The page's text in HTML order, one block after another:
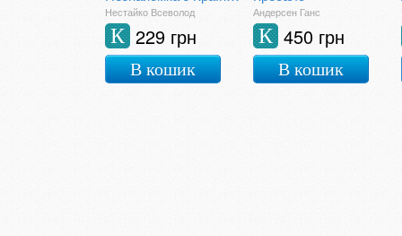
Нестайко Всеволод
229 грн
К
В кошик
Андерсен Ганс
450 грн
К
В кошик